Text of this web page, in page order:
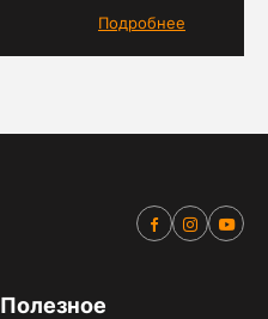
Подробнее
Полезное